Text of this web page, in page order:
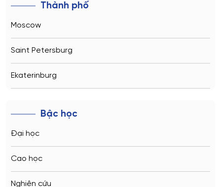
Thành phố
Moscow
Saint Petersburg
Ekaterinburg
Bậc học
Đại học
Cao học
Nghiên cứu